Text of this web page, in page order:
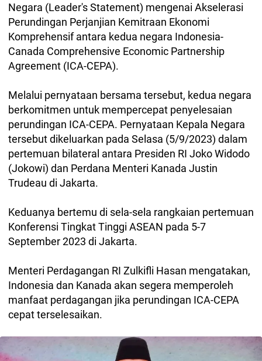
Negara (Leader's Statement) mengenai Akselerasi
Perundingan Perjanjian Kemitraan Ekonomi
Komprehensif antara kedua negara Indonesia-
Canada Comprehensive Economic Partnership
Agreement (ICA-CEPA).
Melalui pernyataan bersama tersebut, kedua negara
berkomitmen untuk mempercepat penyelesaian
perundingan ICA-CEPA. Pernyataan Kepala Negara
tersebut dikeluarkan pada Selasa (5/9/2023) dalam
pertemuan bilateral antara Presiden RI Joko Widodo
(Jokowi) dan Perdana Menteri Kanada Justin
Trudeau di Jakarta.
Keduanya bertemu di sela-sela rangkaian pertemuan
Konferensi Tingkat Tinggi ASEAN pada 5-7
September 2023 di Jakarta.
Menteri Perdagangan RI Zulkifli Hasan mengatakan,
Indonesia dan Kanada akan segera memperoleh
manfaat perdagangan jika perundingan ICA-CEPA
cepat terselesaikan.